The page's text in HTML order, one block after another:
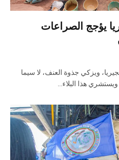
يؤجج الصراعات
ويزكي جذوة العنف، لا سيما
هذا البلاء…